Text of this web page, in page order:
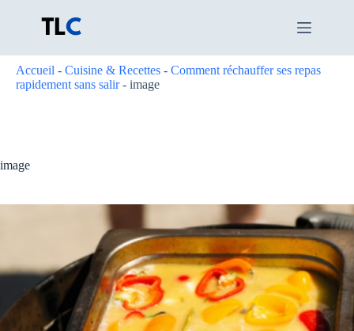
Accueil - Cuisine & Recettes - Comment réchauffer ses repas
rapidement sans salir- image
image